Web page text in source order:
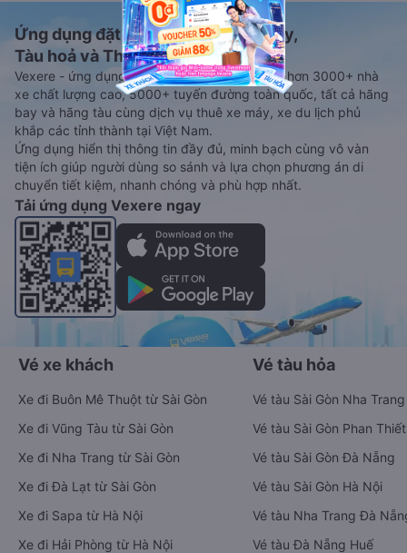
Ứng dụng đặt vé Xe khách, Máy bay,
Tàu hoả và Thuê xe
Vexere - ứng dụng đặt vé đa phương tiện với hơn 3000+ nhà
xe chất lượng cao, 5000+ tuyến đường toàn quốc, tất cả hãng
bay và hãng tàu cùng dịch vụ thuê xe máy, xe du lịch phủ
khắp các tỉnh thành tại Việt Nam.
Ứng dụng hiển thị thông tin đầy đủ, minh bạch cùng vô vàn
tiện ích giúp người dùng so sánh và lựa chọn phương án di
chuyển tiết kiệm, nhanh chóng và phù hợp nhất.
Tải ứng dụng Vexere ngay
Vé xe khách
Xe đi Buôn Mê Thuột từ Sài Gòn
Xe đi Vũng Tàu từ Sài Gòn
Xe đi Nha Trang từ Sài Gòn
Xe đi Đà Lạt từ Sài Gòn
Xe đi Sapa từ Hà Nội
Xe đi Hải Phòng từ Hà Nội
Vé tàu hỏa
Vé tàu Sài Gòn Nha Trang
Vé tàu Sài Gòn Phan Thiết
Vé tàu Sài Gòn Đà Nẵng
Vé tàu Sài Gòn Hà Nội
Vé tàu Nha Trang Đà
Vé tàu Đà Nẵng Huế